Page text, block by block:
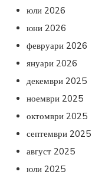
юли 2026
юни 2026
февруари 2026
януари 2026
декември 2025
ноември 2025
октомври 2025
септември 2025
август 2025
юли 2025